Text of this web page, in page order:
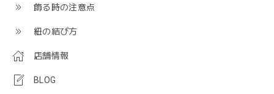
飾る時の注意点
紐の結び方
店舗情報
BLOG